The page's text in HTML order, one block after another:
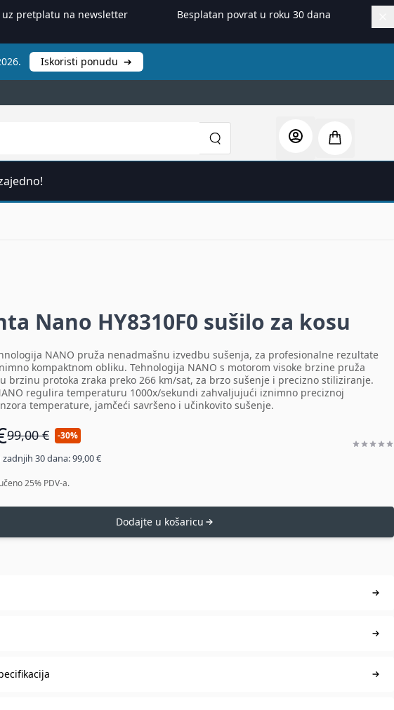
uz pretplatu na newsletter Besplatan povrat u roku 30 dana
Iskoristi ponudu ➔
Nano HY8310F0 sušilo za kosu
NANO pruža nenadmašnu izvedbu sušenja, za profesionalne rezultate
kompaktnom obliku. Tehnologija NANO s motorom visoke brzine pruža
brzinu protoka zraka preko 266 km/sat, za brzo sušenje i precizno stiliziranje.
regulira temperaturu 1000x/sekundi zahvaljujući iznimno preciznoj
temperature, jamčeći savršeno i učinkovito sušenje.
99,00 € -30%
30 dana: 99,00 €
25% PDV-a.
Dodajte u košaricu